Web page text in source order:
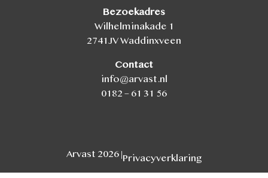
Bezoekadres
Wilhelminakade 1
2741JV Waddinxveen
Contact
info@arvast.nl
0182 – 61 31 56
Arvast 2026 |Privacyverklaring